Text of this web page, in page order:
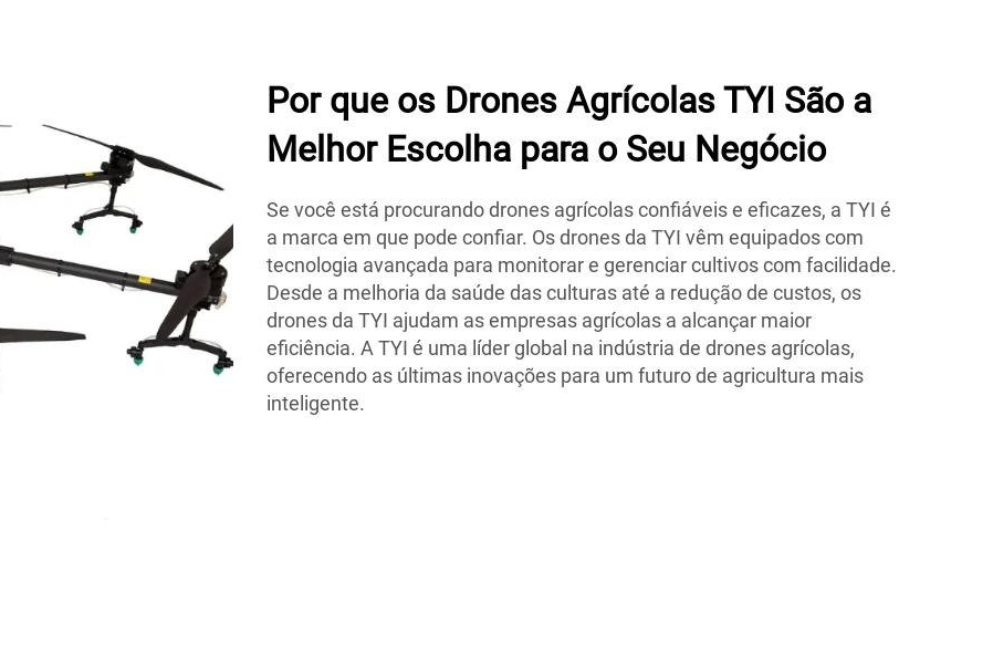
Por que os Drones Agrícolas TYI São a
Melhor Escolha para o Seu Negócio
Se você está procurando drones agrícolas confiáveis e eficazes, a TYI é
a marca em que pode confiar. Os drones da TYI vêm equipados com
tecnologia avançada para monitorar e gerenciar cultivos com facilidade.
Desde a melhoria da saúde das culturas até a redução de custos, os
drones da TYI ajudam as empresas agrícolas a alcançar maior
eficiência. A TYI é uma líder global na indústria de drones agrícolas,
oferecendo as últimas inovações para um futuro de agricultura mais
inteligente.